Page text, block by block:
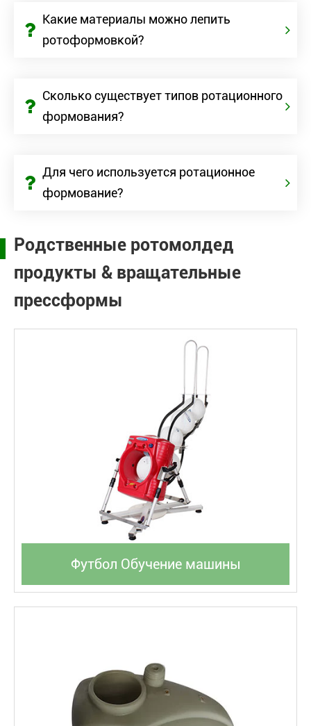
Какие материалы можно лепить
ротоформовкой?
Сколько существует типов ротационного
формования?
Для чего используется ротационное
формование?
Родственные ротомолдед
продукты & вращательные
прессформы
Футбол Обучение машины